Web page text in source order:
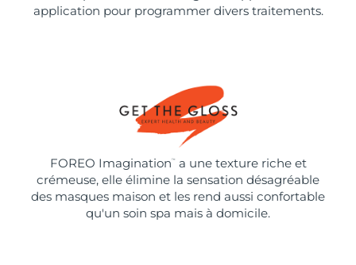
application pour programmer divers traitements.
FOREO Imagination ™
a une texture riche et
crémeuse, elle élimine la sensation désagréable
des masques maison et les rend aussi confortable
qu'un soin spa mais à domicile.